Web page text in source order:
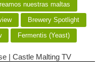
nuestras maltas
Brewery Spotlight
Fermentis (Yeast)
| Castle Malting TV